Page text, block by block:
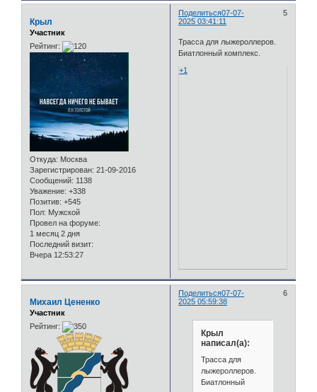
Поделиться 5
07-07-
2025 03:41:11
Крыл
Участник
Рейтинг:
Откуда: Москва
Зарегистрирован: 21-09-2016
Сообщений: 1138
Уважение: +338
Позитив: +545
Пол: Мужской
Провел на форуме:
1 месяц 2 дня
Последний визит:
Вчера 12:53:27
Трасса для лыжероллеров.
Биатлонный комплекс.
+1
Поделиться 6
07-07-
2025 05:59:38
Михаил Цененко
Участник
Рейтинг:
Крыл
написал(а):
Трасса для
лыжероллеров.
Биатлонный